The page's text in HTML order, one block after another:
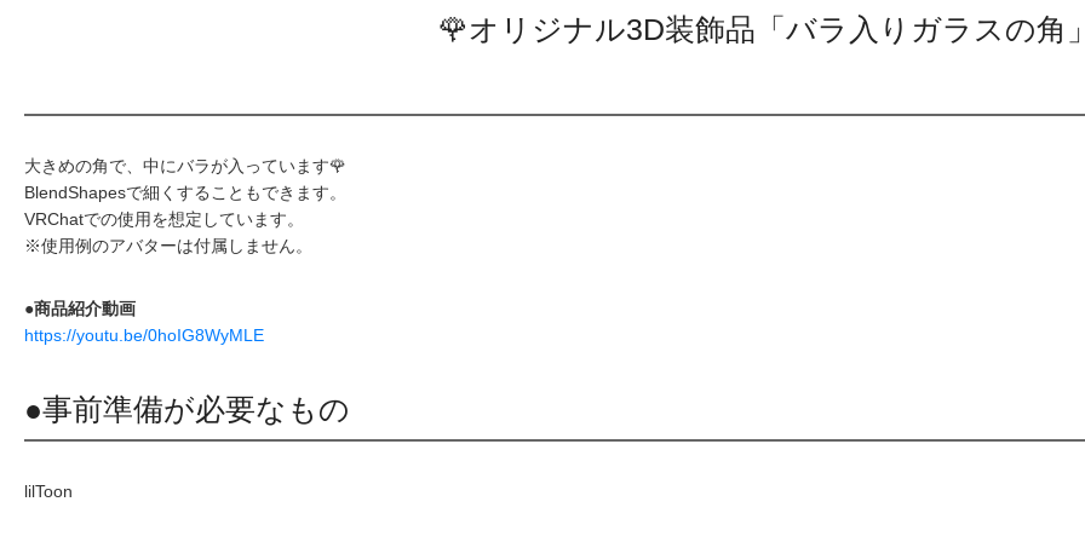
🌹オリジナル3D装飾品「バラ入りガラスの角
大きめの角で、中にバラが入っています🌹
BlendShapesで細くすることもできます。
VRChatでの使用を想定しています。
※使用例のアバターは付属しません。
●商品紹介動画
https://youtu.be/0hoIG8WyMLE
●事前準備が必要なもの
lilToon